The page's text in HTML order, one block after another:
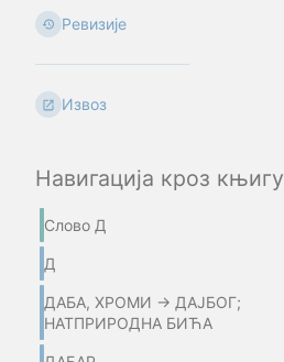
Ревизије
Извоз
Навигација кроз књигу
Слово Д
Д
ДАБА, ХРОМИ → ДАЈБОГ;
НАТПРИРОДНА БИЋА